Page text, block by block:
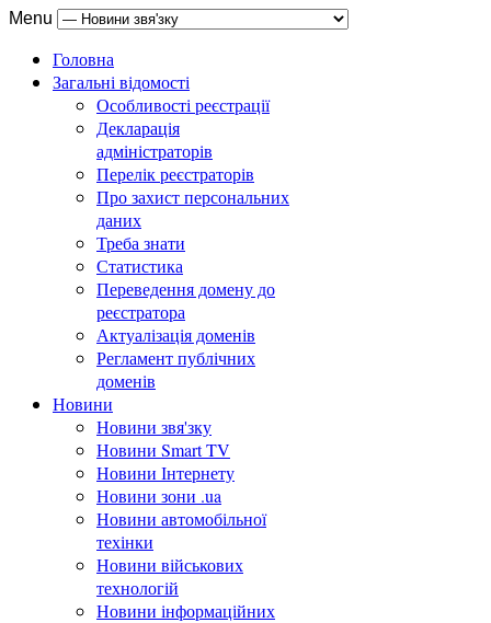
Menu
Головна
Загальні відомості
Особливості реєстрації
Декларація
адміністраторів
Перелік реєстраторів
Про захист персональних
даних
Треба знати
Статистика
Переведення домену до
реєстратора
Актуалізація доменів
Регламент публічних
доменів
Новини
Новини звя'зку
Новини Smart TV
Новини Інтернету
Новини зони .ua
Новини автомобільної
техінки
Новини військових
технологій
Новини інформаційних